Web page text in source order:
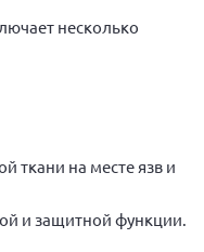
(26-
несколько
ткани на месте язв и
и защитной функции.